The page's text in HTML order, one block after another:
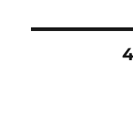
固定ページ4